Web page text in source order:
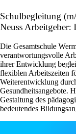
Schulbegleitung
Neuss Arbeitgeber:
Die Gesamtschule
verantwortungsvolle
ihrer Entwicklung
flexiblen Arbeitszeiten
Weiterentwicklung
Gesundheitsangebote.
Gestaltung des
bedeutendes